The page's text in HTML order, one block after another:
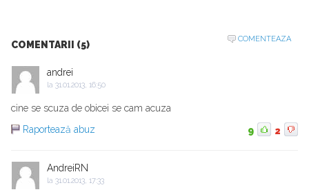
COMENTARII (5)
COMENTEAZA
andrei
la 31.01.2013, 16:50
cine se scuza de obicei se cam acuza
Raportează abuz
9 2
AndreiRN
la 31.01.2013, 17:33